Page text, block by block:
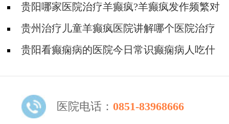
解吗?贵阳哪家医院治疗羊癫疯?羊癫疯发作频繁对
身体有什么危害?
贵州治疗儿童羊癫疯医院讲解哪个医院治疗
羊儿疯好?
贵阳看癫痫病的医院今日常识癫痫病人吃什
医院电话： 0851-83968666